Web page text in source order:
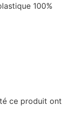
100%
ce produit ont